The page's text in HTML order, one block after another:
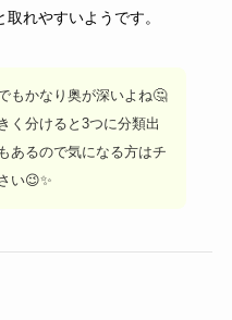
れやすいようです。
もかなり奥が深いよね🤔
く分けると3つに分類出
あるので気になる方はチ
い😉✨